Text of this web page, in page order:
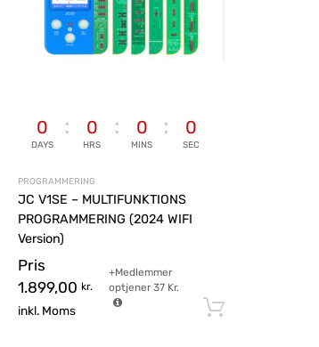
0
DAYS
0
HRS
0
MINS
0
SEC
PROGRAMMERING
JC V1SE – MULTIFUNKTIONS
PROGRAMMERING (2024 WIFI
Version)
Pris
1.899,00 kr.
inkl. Moms
+Medlemmer
optjener37 Kr.